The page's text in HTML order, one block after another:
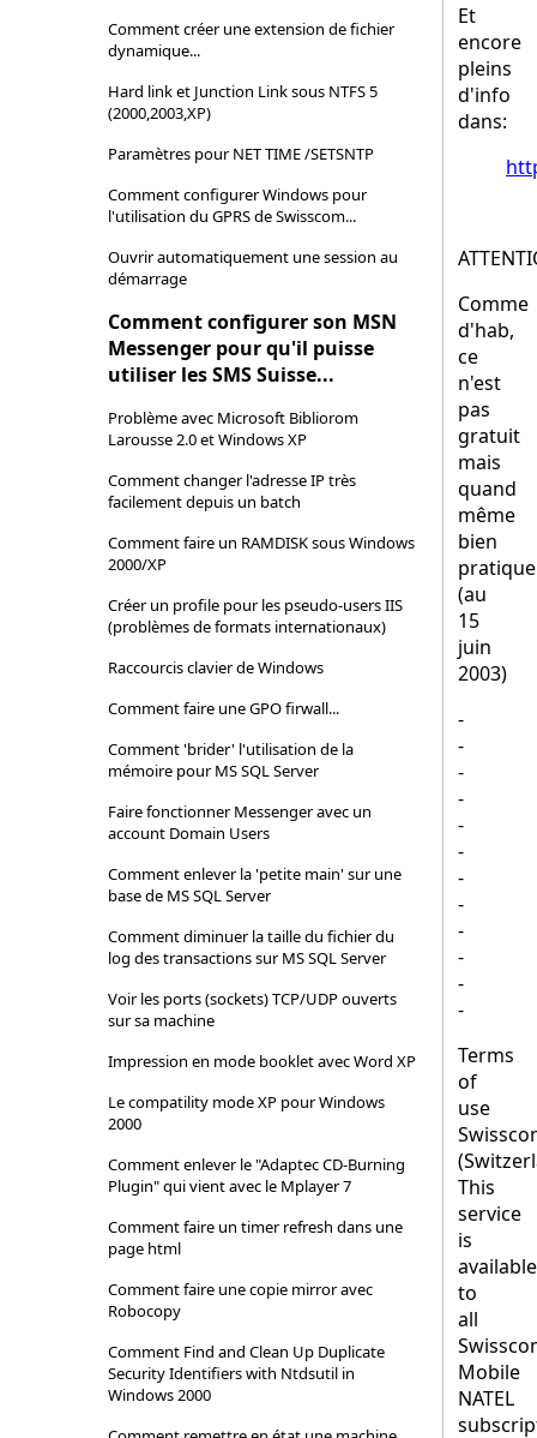
Comment créer une extension de fichier
dynamique...
Hard link et Junction Link sous NTFS 5
(2000,2003,XP)
Paramètres pour NET TIME /SETSNTP
Comment configurer Windows pour
l'utilisation du GPRS de Swisscom...
Ouvrir automatiquement une session au
démarrage
Comment configurer son MSN
Messenger pour qu'il puisse
utiliser les SMS Suisse...
Problème avec Microsoft Bibliorom
Larousse 2.0 et Windows XP
Comment changer l'adresse IP très
facilement depuis un batch
Comment faire un RAMDISK sous Windows
2000/XP
Créer un profile pour les pseudo-users IIS
(problèmes de formats internationaux)
Raccourcis clavier de Windows
Comment faire une GPO firwall...
Comment 'brider' l'utilisation de la
mémoire pour MS SQL Server
Faire fonctionner Messenger avec un
account Domain Users
Comment enlever la 'petite main' sur une
base de MS SQL Server
Comment diminuer la taille du fichier du
log des transactions sur MS SQL Server
Voir les ports (sockets) TCP/UDP ouverts
sur sa machine
Impression en mode booklet avec Word XP
Le compatility mode XP pour Windows
2000
Comment enlever le "Adaptec CD-Burning
Plugin" qui vient avec le Mplayer 7
Comment faire un timer refresh dans une
page html
Comment faire une copie mirror avec
Robocopy
Comment Find and Clean Up Duplicate
Security Identifiers with Ntdsutil in
Windows 2000
Et
encore
pleins
d'info
dans:
Comme
d'hab,
ce
n'est
pas
gratuit
mais
quand
même
bien
(au
15
juin
2003)
-
-
-
-
-
-
-
-
-
-
-
-
Terms
of
use
This
service
is
available
to
all
Mobile
NATEL